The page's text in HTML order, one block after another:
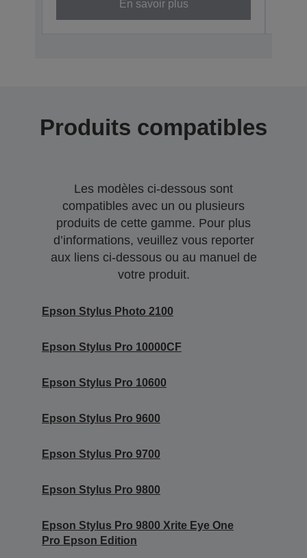
En savoir plus
Produits compatibles
Les modèles ci-dessous sont
compatibles avec un ou plusieurs
produits de cette gamme. Pour plus
d’informations, veuillez vous reporter
aux liens ci-dessous ou au manuel de
votre produit.
Epson Stylus Photo 2100
Epson Stylus Pro 10000CF
Epson Stylus Pro 10600
Epson Stylus Pro 9600
Epson Stylus Pro 9700
Epson Stylus Pro 9800
Epson Stylus Pro 9800 Xrite Eye One
Pro Epson Edition